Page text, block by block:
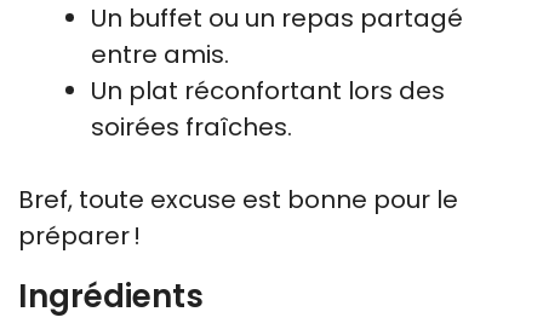
Un buffet ou un repas partagé
entre amis.
Un plat réconfortant lors des
soirées fraîches.
Bref, toute excuse est bonne pour le
préparer !
Ingrédients